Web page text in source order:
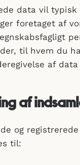
data vil
foretaget af
til hvem du
af
af
og
til: